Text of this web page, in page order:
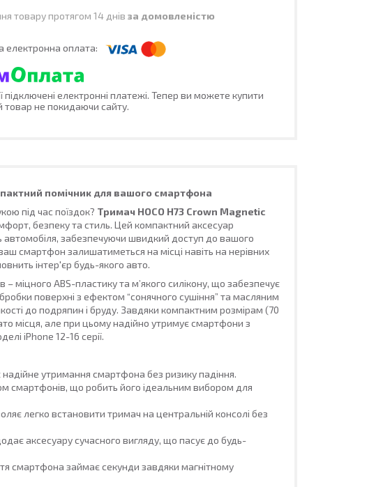
товару протягом 14 днів за домовленістю
підключені електронні платежі. Тепер ви можете купити
товар не покидаючи сайту.
помічник для вашого смартфона
під час поїздок? Тримач HOCO H73 Crown Magnetic
безпеку та стиль. Цей компактний аксесуар
забезпечуючи швидкий доступ до вашого
смартфон залишатиметься на місці навіть на нерівних
інтер'єр будь-якого авто.
– міцного ABS-пластику та м’якого силікону, що забезпечує
поверхні з ефектом “сонячного сушіння” та масляним
до подряпин і бруду. Завдяки компактним розмірам (70
місця, але при цьому надійно утримує смартфони з
iPhone 12-16 серії.
утримання смартфона без ризику падіння.
смартфонів, що робить його ідеальним вибором для
легко встановити тримач на центральній консолі без
аксесуару сучасного вигляду, що пасує до будь-
смартфона займає секунди завдяки магнітному